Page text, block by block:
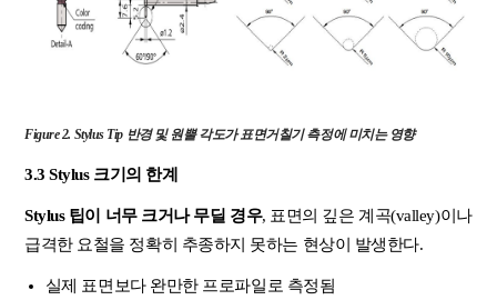
Figure2. Stylus Tip 반경 및 원뿔 각도가 표면거칠기 측정에 미치는 영향
3.3 Stylus 크기의 한계
Stylus 팁이 너무 크거나 무딜 경우, 표면의 깊은 계곡(valley)이나
급격한 요철을 정확히 추종하지 못하는 현상이 발생한다.
실제 표면보다 완만한 프로파일로 측정됨